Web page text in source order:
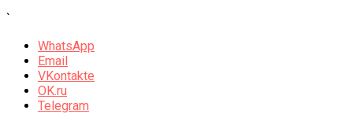
`
WhatsApp
Email
VKontakte
OK.ru
Telegram